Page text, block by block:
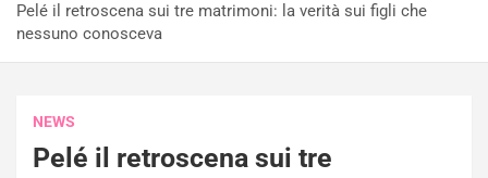
Pelé il retroscena sui tre matrimoni: la verità sui figli che
nessuno conosceva
NEWS
Pelé il retroscena sui tre